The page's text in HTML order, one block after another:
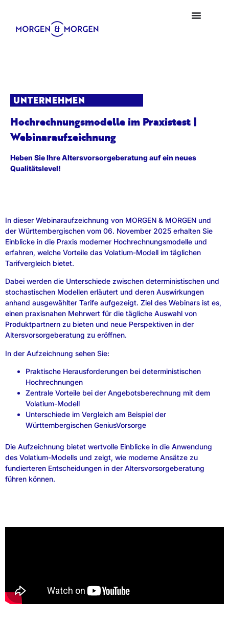
UNTERNEHMEN
Hochrechnungsmodelle im Praxistest |
Webinaraufzeichnung
Heben Sie Ihre Altersvorsorgeberatung auf ein neues
Qualitätslevel!
In dieser Webinaraufzeichnung von MORGEN & MORGEN und
der Württembergischen vom 06. November 2025 erhalten Sie
Einblicke in die Praxis moderner Hochrechnungsmodelle und
erfahren, welche Vorteile das Volatium-Modell im täglichen
Tarifvergleich bietet.
Dabei werden die Unterschiede zwischen deterministischen und
stochastischen Modellen erläutert und deren Auswirkungen
anhand ausgewählter Tarife aufgezeigt. Ziel des Webinars ist es,
einen praxisnahen Mehrwert für die tägliche Auswahl von
Produktpartnern zu bieten und neue Perspektiven in der
Altersvorsorgeberatung zu eröffnen.
In der Aufzeichnung sehen Sie:
Praktische Herausforderungen bei deterministischen
Hochrechnungen
Zentrale Vorteile bei der Angebotsberechnung mit dem
Volatium-Modell
Unterschiede im Vergleich am Beispiel der
Württembergischen GeniusVorsorge
Die Aufzeichnung bietet wertvolle Einblicke in die Anwendung
des Volatium-Modells und zeigt, wie moderne Ansätze zu
fundierteren Entscheidungen in der Altersvorsorgeberatung
führen können.